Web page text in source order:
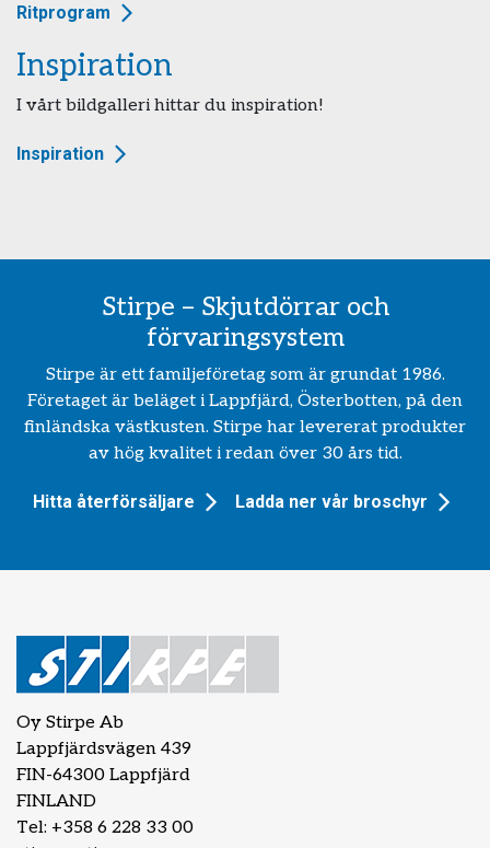
Ritprogram
Inspiration
I vårt bildgalleri hittar du inspiration!
Inspiration
Stirpe – Skjutdörrar och
förvaringsystem
Stirpe är ett familjeföretag som är grundat 1986.
Företaget är beläget i Lappfjärd, Österbotten, på den
finländska västkusten. Stirpe har levererat produkter
av hög kvalitet i redan över 30 års tid.
Hitta återförsäljare Ladda ner vår broschyr
Oy Stirpe Ab
Lappfjärdsvägen 439
FIN-64300 Lappfjärd
FINLAND
Tel: +358 6 228 33 00